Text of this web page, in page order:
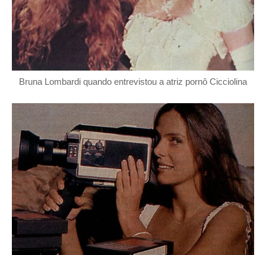
Bruna Lombardi quando entrevistou a atriz pornô Cicciolina